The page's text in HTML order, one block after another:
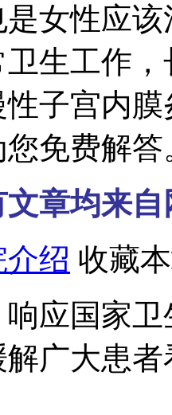
女性应
生工作
子宫内
免费解答
章均来自
介绍 收藏
生部
广大患